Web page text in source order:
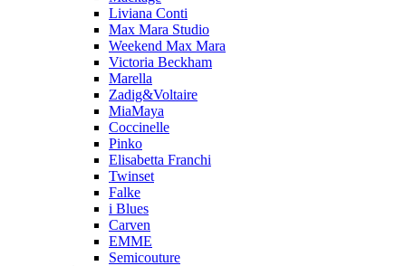
Liviana Conti
Max Mara Studio
Weekend Max Mara
Victoria Beckham
Marella
Zadig&Voltaire
MiaMaya
Coccinelle
Pinko
Elisabetta Franchi
Twinset
Falke
i Blues
Carven
EMME
Semicouture